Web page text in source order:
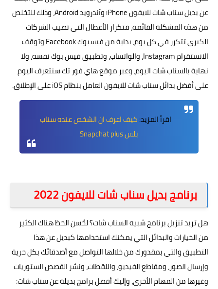
عن بديل سناب شات للايفون iPhone وآندرويد Android، وذلك للتخلص
من هذه المشكلة القائمة، فتكرار الأعطال التي تصيب الشركات
الكبرى تتكرر في كل يوم، بداية من فيسبوك Facebook وتوقف
الانستقرام Instagram، والواتساب، وتطبيق فيس بوك نفسه، ولا
نهاية بالسناب شات اليوم، وعبر موقع هاي فور تك سنتعرف اليوم
على أفضل بدائل سناب شات للايفون العامل بنظام iOS على الإطلاق.
اقرأ المزيد:كيف اعرف ان الشخص عنده سناب
بلس Snapchat plus
برنامج بديل سناب شات للايفون 2022
هل تريد تنزيل برنامج شبيه السناب شات؟ لحُسن الحظ هناك الكثير
من الخيارات والبدائل التي يمكنك استخدامها كبديل عن هذا
التطبيق والتي بمقدورك من خلالها التواصل مع أصدقائك بكل حرية
وإرسال الصور، ومقاطع الفيديو، واللقطات، ونشر القصص الستوريات
وغيرها من المهام الأخرى، وإليك أفضل برامج بديلة عن سناب شات: